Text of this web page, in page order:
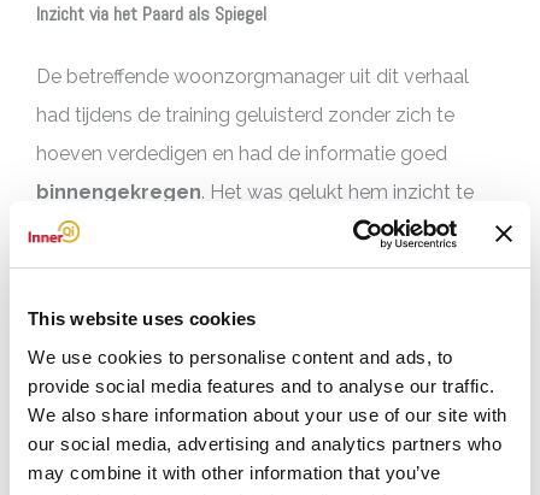
This website uses cookies
We use cookies to personalise content and ads, to
provide social media features and to analyse our traffic.
We also share information about your use of our site with
our social media, advertising and analytics partners who
may combine it with other information that you’ve
Inzicht via het Paard als Spiegel
De betreffende woonzorgmanager uit dit verhaal
had tijdens de training geluisterd zonder zich te
hoeven verdedigen en had de informatie goed
binnengekregen. Het was gelukt hem inzicht te
geven in zijn stijl van leiding geven. Dankzij het paard
in de ring, dat zijn gedrag en dat van zijn collega’s
had
gespiegeld
en waarbij zijn dominantie als
leidinggevende duidelijk naar voren was gekomen.
De praktische insteek van mijn trainingsmethode
met het Paard als Spiegelhad hem meer geraakt